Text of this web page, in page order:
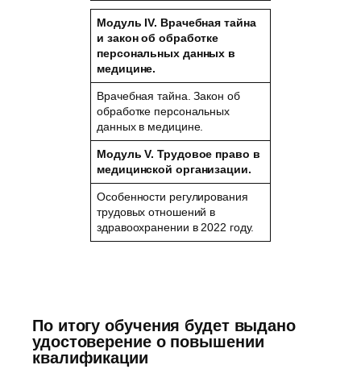
Модуль IV. Врачебная тайна
и закон об обработке
персональных данных в
медицине.
Врачебная тайна. Закон об
обработке персональных
данных в медицине.
Модуль V. Трудовое право в
медицинской организации.
Особенности регулирования
трудовых отношений в
здравоохранении в 2022 году.
По итогу обучения будет выдано
удостоверение о повышении
квалификации